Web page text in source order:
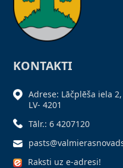
KONTAKTI
Adrese: Lāčplēša iela
LV- 4201
Tālr.: 6 4207120
Raksti uz e-adresi!